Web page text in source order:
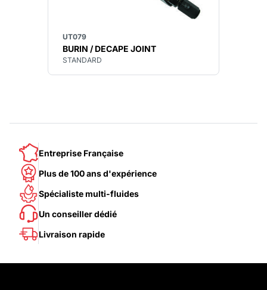
UT079
BURIN / DECAPE JOINT
STANDARD
Entreprise Française
Plus de 100 ans d'expérience
Spécialiste multi-fluides
Un conseiller dédié
Livraison rapide